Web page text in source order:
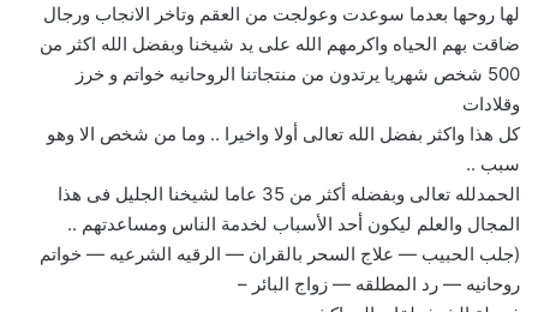
لها روحها بعدما سوعدت وعولجت من العقم وتاخر الانجاب ورجال
ضاقت بهم الحياه واكرمهم الله على يد شيخنا وبفضل الله اكثر من
500 شخص شهريا يرتدون من منتجاتنا الروحانيه خواتم و خرز
وقلادات
كل هذا واكثر بفضل الله تعالى أولا واخيرا .. وما من شخص الا وهو
سبب ..
الحمدلله تعالى وبفضله أكثر من 35 عاما لشيخنا الجليل فى هذا
المجال والعلم ليكون أحد الأسباب لخدمة الناس ومساعدتهم ..
(جلب الحبيب — علاج السحر بالقران — الرقيه الشرعيه — خواتم
روحانيه — رد المطلقه — زواج البائر –